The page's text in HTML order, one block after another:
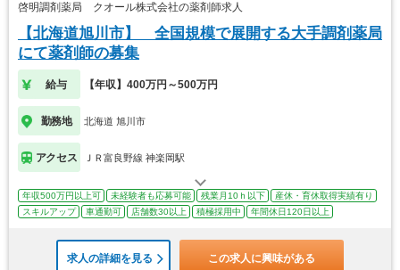
啓明調剤薬局 クオール株式会社の薬剤師求人
【北海道旭川市】 全国規模で展開する大手調剤薬局
にて薬剤師の募集
給与 【年収】400万円～500万円
勤務地 北海道 旭川市
アクセス ＪＲ富良野線 神楽岡駅
年収500万円以上可 未経験者も応募可能 残業月10ｈ以下
産休・育休取得実績有り
スキルアップ
車通勤可 店舗数30以上 積極採用中 年間休日120日以上
求人の詳細を見る この求人に興味がある